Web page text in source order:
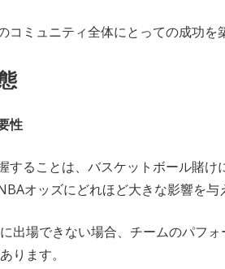
コミュニティ全体にとっての成功を
性
することは、バスケットボール賭
オッズにどれほど大きな影響を与
出場できない場合、チームのパフ
ります。